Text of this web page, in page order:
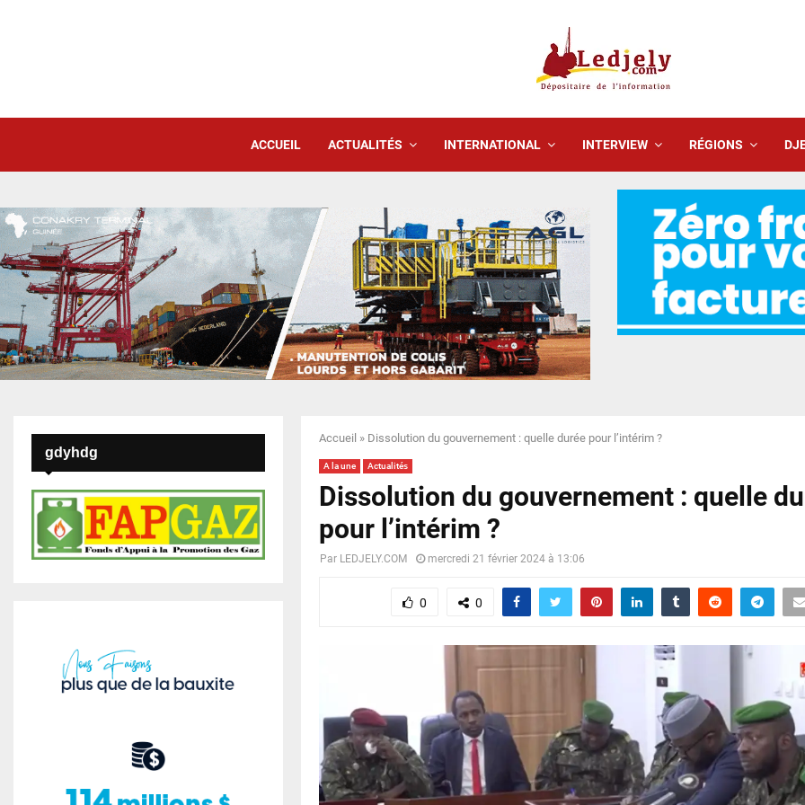
ACCUEIL ACTUALITÉS INTERNATIONAL INTERVIEW RÉGIONS
Accueil » Dissolution du gouvernement : quelle durée pour l’intérim ?
A la une Actualités
Dissolution du gouvernement : quelle
pour l’intérim ?
Par LEDJELY.COM mercredi 21 février 2024 à 13:06
0 0
gdyhdg